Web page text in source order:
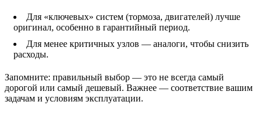
Для «ключевых» систем (тормоза, двигателей) лучше
оригинал, особенно в гарантийный период.
Для менее критичных узлов — аналоги, чтобы снизить
расходы.
Запомните: правильный выбор — это не всегда самый
дорогой или самый дешевый. Важнее — соответствие вашим
задачам и условиям эксплуатации.